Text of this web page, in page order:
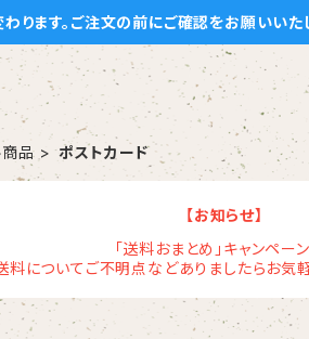
ります。ご注文の前にご確認をお願いいた
商品 ポストカード
【お知らせ】
「送料おまとめ」キャンペーン
送料についてご不明点などありましたらお気軽